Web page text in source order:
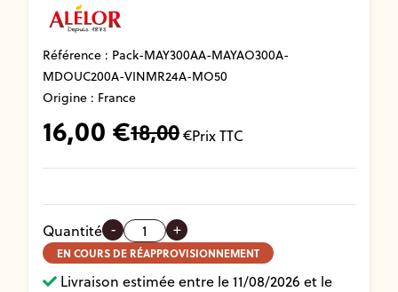
Référence : Pack-MAY300AA-MAYAO300A-
MDOUC200A-VINMR24A-MO50
Origine : France
16,00 €18,00€Prix TTC
Quantité - +
EN COURS DE RÉAPPROVISIONNEMENT
Livraison estimée entre le 11/08/2026 et le